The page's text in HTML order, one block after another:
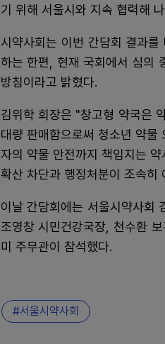
기 위해 서울시와 지속 협력해
시약사회는 이번 간담회 결과
하는 한편, 현재 국회에서 심의
방침이라고 밝혔다.
김위학 회장은 "창고형 약국은
대량 판매함으로써 청소년 약
자의 약물 안전까지 책임지는
확산 차단과 행정처분이 조속히
이날 간담회에는 서울시약사회
조영창 시민건강국장, 천수환
미 주무관이 참석했다.
서울시약사회